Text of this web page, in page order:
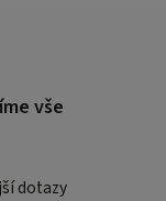
vše
dotazy